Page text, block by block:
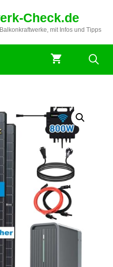
Check.de
mit Infos und Tipps